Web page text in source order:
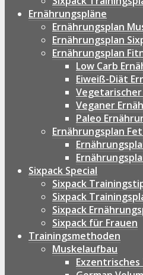
Ernährungspläne
Ernährungsplan
Ernährungsplan
Ernährungsplan
Low Carb
Eiweiß-Diät
Veganer
Paleo
Ernährungsplan
Sixpack Special
Sixpack
Sixpack
Sixpack
Sixpack für Frauen
Trainingsmethoden
Muskelaufbau